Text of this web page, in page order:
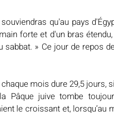
qu'au pays
forte et d'un bras
» Ce jour de repos
mois dure 29,5 jours,
Pâque juive tombe
le croissant et, lorsqu’au